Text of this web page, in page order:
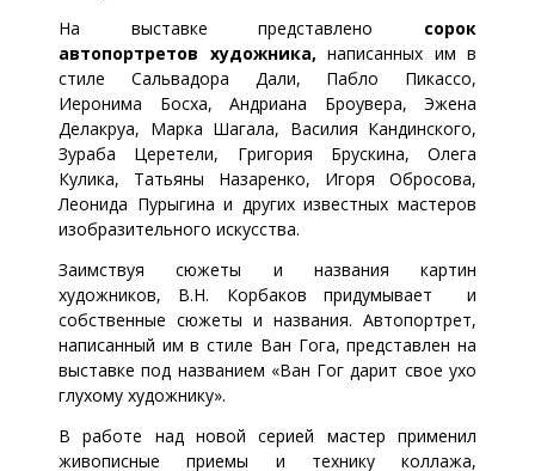
На выставке представлено сорок
автопортретов художника, написанных им в
стиле Сальвадора Дали, Пабло Пикассо,
Иеронима Босха, Андриана Броувера, Эжена
Делакруа, Марка Шагала, Василия Кандинского,
Зураба Церетели, Григория Брускина, Олега
Кулика, Татьяны Назаренко, Игоря Обросова,
Леонида Пурыгина и других известных мастеров
изобразительного искусства.
Заимствуя сюжеты и названия картин
художников, В.Н. Корбаков придумывает и
собственные сюжеты и названия. Автопортрет,
написанный им в стиле Ван Гога, представлен на
выставке под названием «Ван Гог дарит свое ухо
глухому художнику».
В работе над новой серией мастер применил
живописные приемы и технику коллажа,